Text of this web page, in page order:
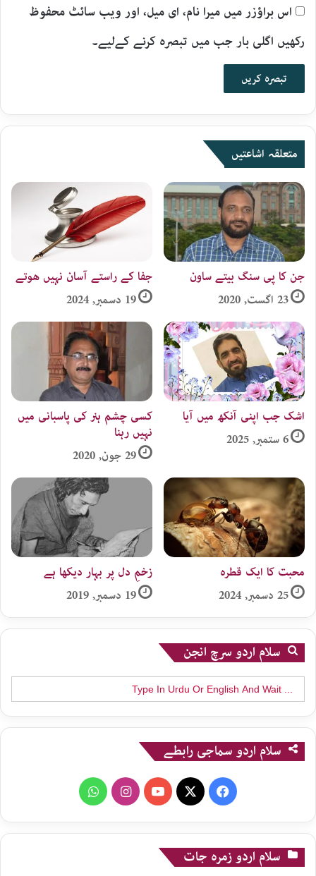
اس براؤزر میں میرا نام، ای میل، اور ویب سائٹ محفوظ
رکھیں اگلی بار جب میں تبصرہ کرنے کےلیے۔
متعلقہ اشاعتیں
جن کا پی سنگ بیتے ساون
23 اگست, 2020
جفا کے راستے آسان نہیں ھوتے
19 دسمبر, 2024
اشک جب اپنی آنکھ میں آیا
6 ستمبر, 2025
کسی چشم ہنر کی پاسبانی میں
نہیں رہنا
29 جون, 2020
محبت کا ایک قطرہ
25 دسمبر, 2024
زخمِ دل پر بہار دیکھا ہے
19 دسمبر, 2019
سلام اردو سرچ انجن
Search
for:
سلام اردو سماجی رابطے
Facebook
YouTube
Instagram
WhatsApp
سلام اردو زمرہ جات